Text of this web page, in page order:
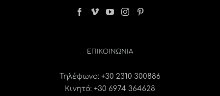
ΕΠΙΚΟΙΝΩΝΊΑ
Τηλέφωνο: +30 2310 300886
Κινητό: +30 6974 364628